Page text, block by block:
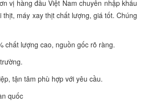
vị hàng đầu Việt Nam chuyên nhập khẩu
thịt, máy xay thịt chất lượng, giá tốt. Chúng
chất lượng cao, nguồn gốc rõ ràng.
tận tâm phù hợp với yêu cầu.
quốc